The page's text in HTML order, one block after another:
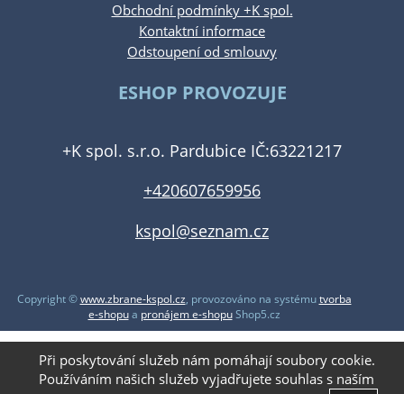
Obchodní podmínky +K spol.
Kontaktní informace
Odstoupení od smlouvy
ESHOP PROVOZUJE
+K spol. s.r.o. Pardubice IČ:63221217
+420607659956
kspol@seznam.cz
Copyright ©www.zbrane-kspol.cz, provozováno na systémutvorba
e-shopua pronájem e-shopuShop5.cz
Při poskytování služeb nám pomáhají soubory cookie.
Používáním našich služeb vyjadřujete souhlas s naším